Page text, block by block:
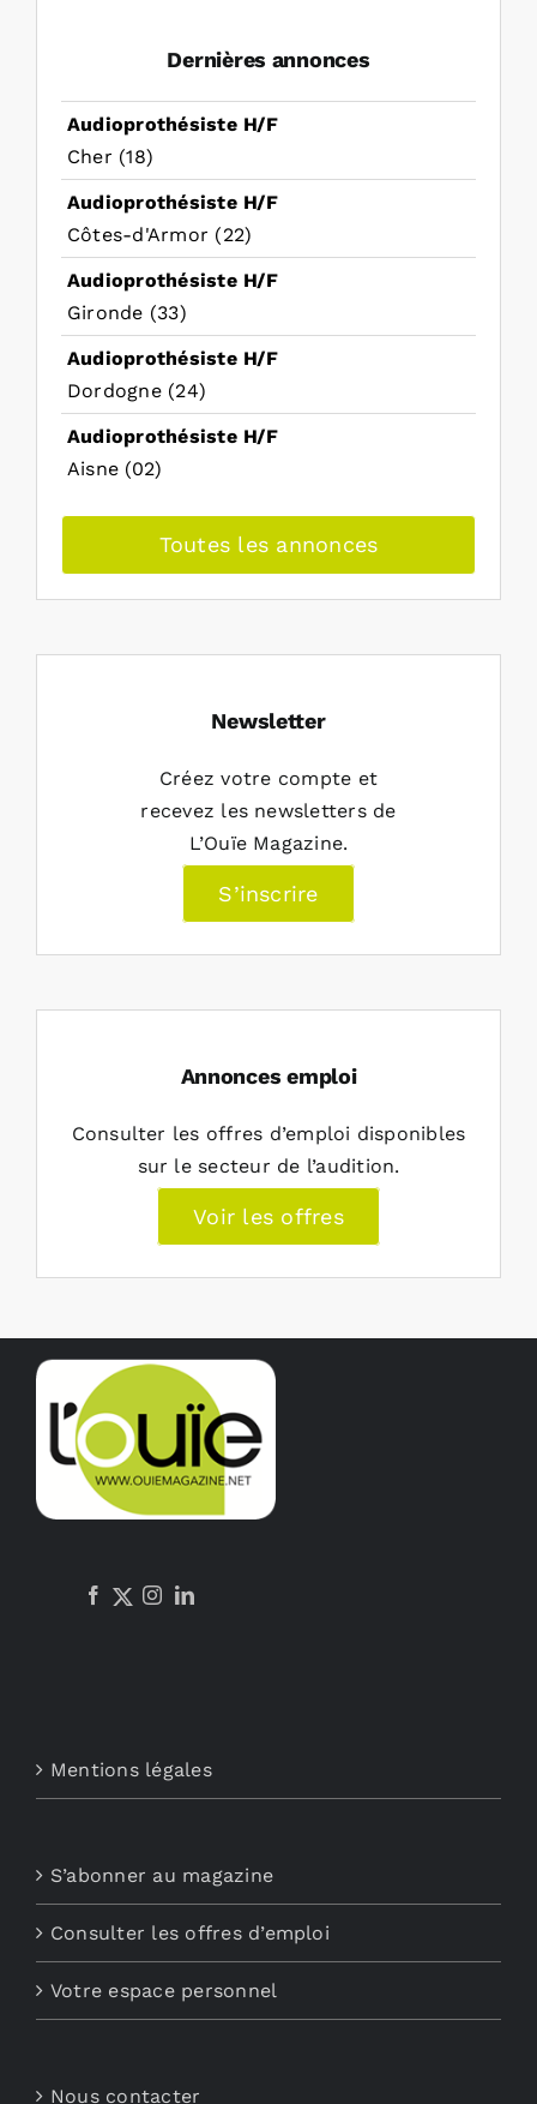
Dernières annonces
Audioprothésiste H/F
Cher (18)
Audioprothésiste H/F
Côtes-d'Armor (22)
Audioprothésiste H/F
Gironde (33)
Audioprothésiste H/F
Dordogne (24)
Audioprothésiste H/F
Aisne (02)
Toutes les annonces
Newsletter
Créez votre compte et
recevez les newsletters de
L’Ouïe Magazine.
S’inscrire
Annonces emploi
Consulter les offres d’emploi disponibles
sur le secteur de l’audition.
Voir les offres
Mentions légales
S’abonner au magazine
Consulter les offres d’emploi
Votre espace personnel
Nous contacter